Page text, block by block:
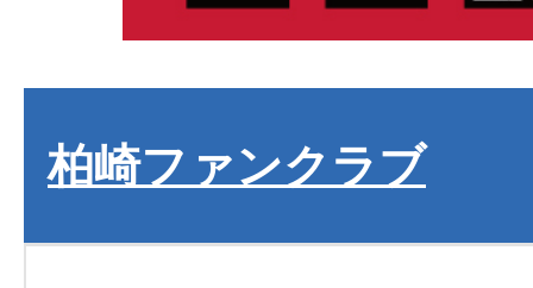
柏崎ファンクラブ